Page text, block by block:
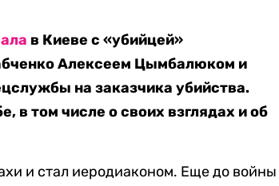
в Киеве с «убийцей»
Алексеем Цымбалюком и
на заказчика убийства.
в том числе о своих взглядах и об
и стал иеродиаконом. Еще до войны